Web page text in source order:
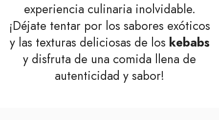
experiencia culinaria inolvidable.
¡Déjate tentar por los sabores exóticos
y las texturas deliciosas de los kebabs
y disfruta de una comida llena de
autenticidad y sabor!